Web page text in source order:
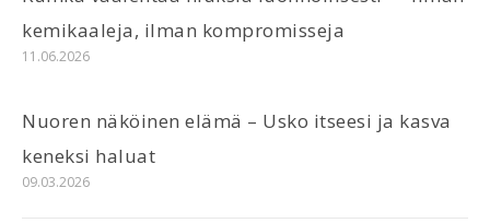
kemikaaleja, ilman kompromisseja
11.06.2026
Nuoren näköinen elämä – Usko itseesi ja kasva
keneksi haluat
09.03.2026